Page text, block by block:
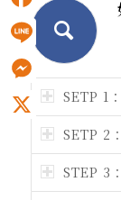
SETP 1
SETP 2
STEP 3
Facebook
Line
Messenger